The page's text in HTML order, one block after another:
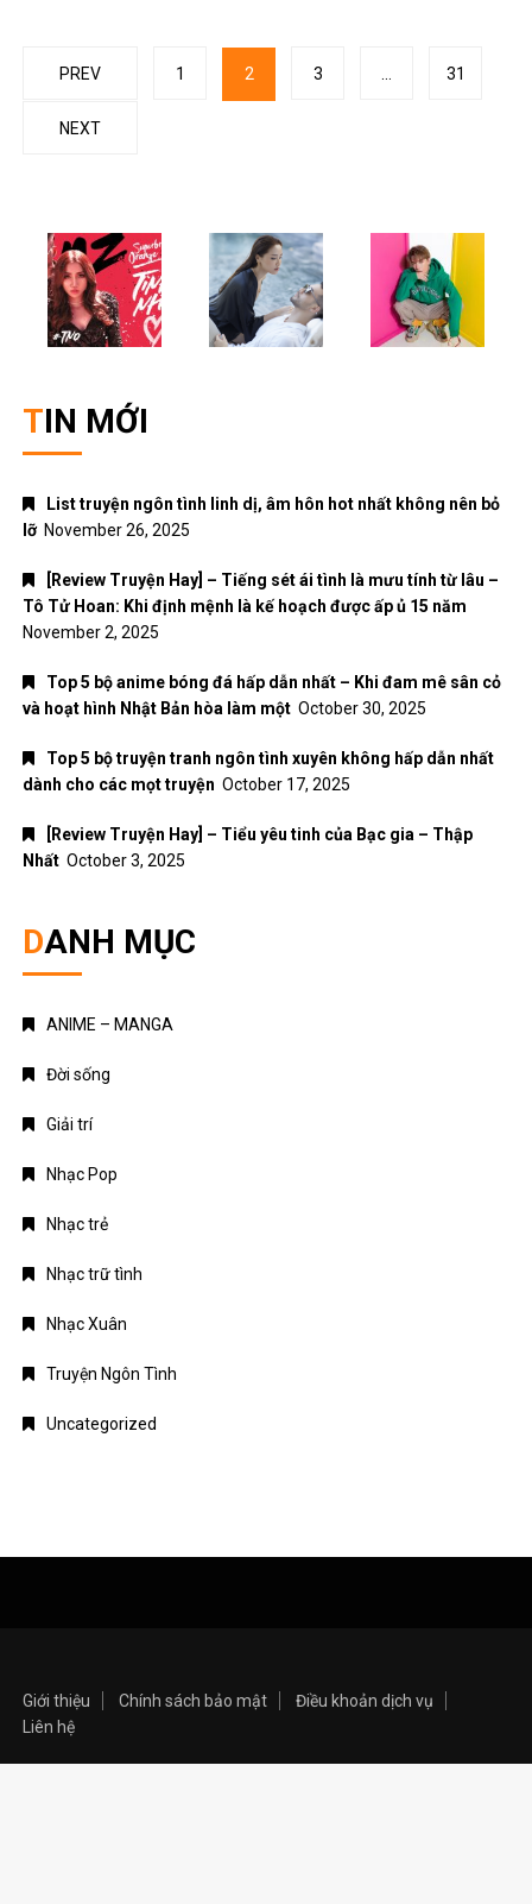
Posts
PREV 1 2 3 … 31
NEXT
TIN MỚI
List truyện ngôn tình linh dị, âm hôn hot nhất không nên bỏ
lỡ November 26, 2025
[Review Truyện Hay] – Tiếng sét ái tình là mưu tính từ lâu –
Tô Tử Hoan: Khi định mệnh là kế hoạch được ấp ủ 15 năm
November 2, 2025
Top 5 bộ anime bóng đá hấp dẫn nhất – Khi đam mê sân cỏ
và hoạt hình Nhật Bản hòa làm một October 30, 2025
Top 5 bộ truyện tranh ngôn tình xuyên không hấp dẫn nhất
dành cho các mọt truyện October 17, 2025
[Review Truyện Hay] – Tiểu yêu tinh của Bạc gia – Thập
Nhất October 3, 2025
DANH MỤC
ANIME – MANGA
Đời sống
Giải trí
Nhạc Pop
Nhạc trẻ
Nhạc trữ tình
Nhạc Xuân
Truyện Ngôn Tình
Uncategorized
Giới thiệu Chính sách bảo mật
Điều khoản dịch vụ
Liên hệ